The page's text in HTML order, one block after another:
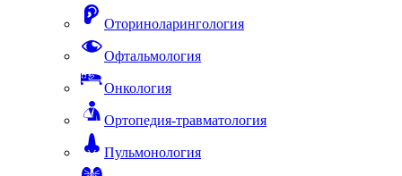
Оториноларингология
Офтальмология
Онкология
Ортопедия-травматология
Пульмонология